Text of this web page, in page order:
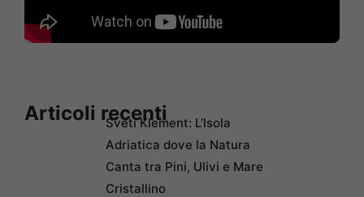
Articoli recentiSveti Klement: L’Isola
Adriatica dove la Natura
Canta tra Pini, Ulivi e Mare
Cristallino